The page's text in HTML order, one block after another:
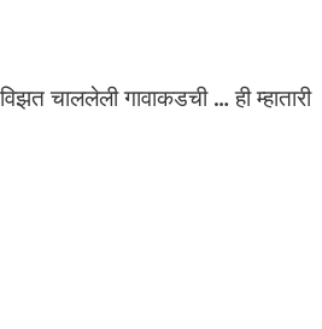
चाललेली गावाकडची … ही म्हातारी